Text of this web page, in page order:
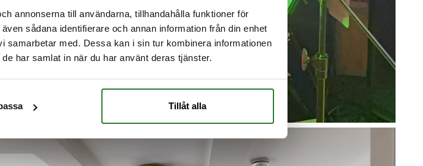
annonserna till användarna, tillhandahålla funktioner för
sådana identifierare och annan information från din enhet
med. Dessa kan i sin tur kombinera informationen
har samlat in när du har använt deras tjänster.
Tillåt alla